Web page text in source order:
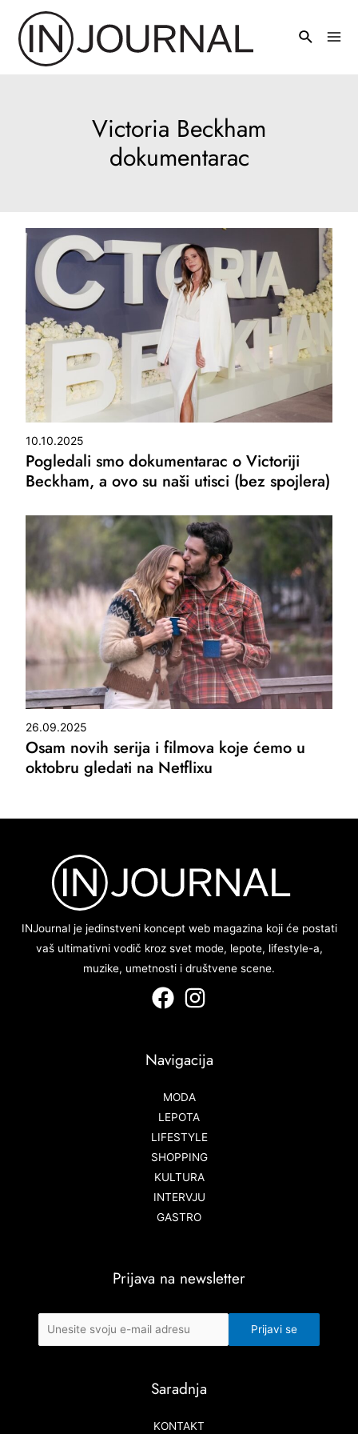
sadržaj
Victoria Beckham
dokumentarac
10.10.2025
Pogledali smo dokumentarac o Victoriji
Beckham, a ovo su naši utisci (bez spojlera)
26.09.2025
Osam novih serija i filmova koje ćemo u
oktobru gledati na Netflixu
INJournal je jedinstveni koncept web magazina koji će postati
vaš ultimativni vodič kroz svet mode, lepote, lifestyle-a,
muzike, umetnosti i društvene scene.
Navigacija
MODA
LEPOTA
LIFESTYLE
SHOPPING
KULTURA
INTERVJU
GASTRO
Prijava na newsletter
Saradnja
KONTAKT